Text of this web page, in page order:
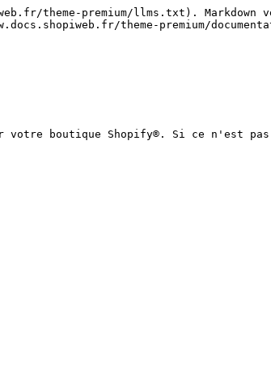
theme-premium/llms.txt). Markdown
theme-premium/
boutique Shopify®. Si ce n'est pas le